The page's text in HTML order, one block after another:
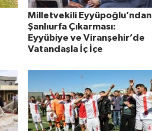
Milletvekili Eyyüpoğlu’ndan
Şanlıurfa Çıkarması:
Eyyübiye ve Viranşehir’de
Vatandaşla İç İçe